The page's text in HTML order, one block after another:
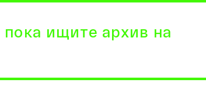
ищите архив на